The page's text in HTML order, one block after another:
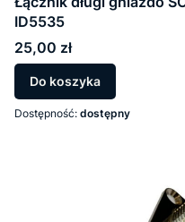
ID5535
Cena
25,00 zł
Do koszyka
Dostępność: dostępny